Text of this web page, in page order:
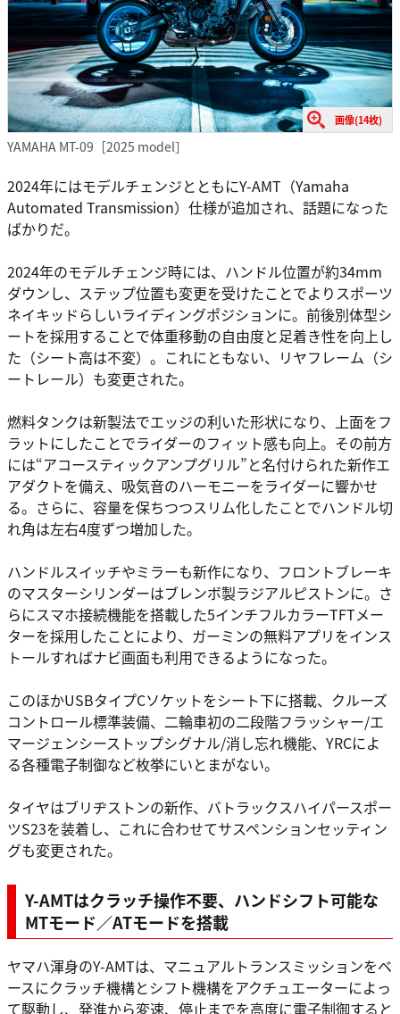
画像(14枚)
YAMAHA MT-09［2025 model］
2024年にはモデルチェンジとともにY-AMT（Yamaha
Automated Transmission）仕様が追加され、話題になった
ばかりだ。
2024年のモデルチェンジ時には、ハンドル位置が約34mm
ダウンし、ステップ位置も変更を受けたことでよりスポーツ
ネイキッドらしいライディングポジションに。前後別体型シ
ートを採用することで体重移動の自由度と足着き性を向上し
た（シート高は不変）。これにともない、リヤフレーム（シ
ートレール）も変更された。
燃料タンクは新製法でエッジの利いた形状になり、上面をフ
ラットにしたことでライダーのフィット感も向上。その前方
には“アコースティックアンプグリル”と名付けられた新作エ
アダクトを備え、吸気音のハーモニーをライダーに響かせ
る。さらに、容量を保ちつつスリム化したことでハンドル切
れ角は左右4度ずつ増加した。
ハンドルスイッチやミラーも新作になり、フロントブレーキ
のマスターシリンダーはブレンボ製ラジアルピストンに。さ
らにスマホ接続機能を搭載した5インチフルカラーTFTメー
ターを採用したことにより、ガーミンの無料アプリをインス
トールすればナビ画面も利用できるようになった。
このほかUSBタイプCソケットをシート下に搭載、クルーズ
コントロール標準装備、二輪車初の二段階フラッシャー/エ
マージェンシーストップシグナル/消し忘れ機能、YRCによ
る各種電子制御など枚挙にいとまがない。
タイヤはブリヂストンの新作、バトラックスハイパースポー
ツS23を装着し、これに合わせてサスペンションセッティン
グも変更された。
Y-AMTはクラッチ操作不要、ハンドシフト可能な
MTモード／ATモードを搭載
ヤマハ渾身のY-AMTは、マニュアルトランスミッションをベ
ースにクラッチ機構とシフト機構をアクチュエーターによっ
て駆動し、発進から変速、停止までを高度に電子制御すると